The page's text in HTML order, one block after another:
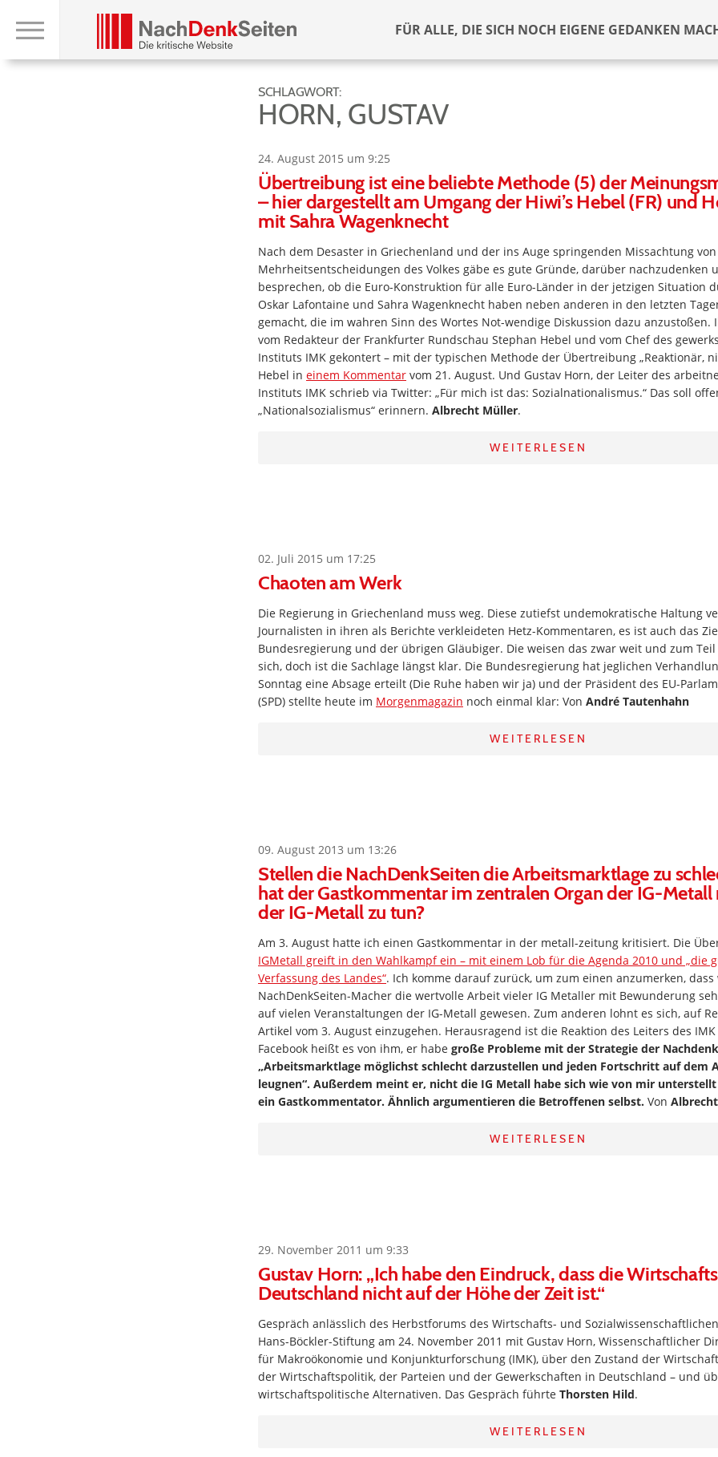
FÜR ALLE, DIE SICH NOCH EIGENE GEDANKEN
SCHLAGWORT:
HORN, GUSTAV
24. August 2015 um 9:25
Übertreibung ist eine beliebte Methode (5) der
– hier dargestellt am Umgang der Hiwi’s Hebel (FR) und
mit Sahra Wagenknecht
Nach dem Desaster in Griechenland und der ins Auge springenden Missachtung von
Mehrheitsentscheidungen des Volkes gäbe es gute Gründe, darüber nachzudenken
besprechen, ob die Euro-Konstruktion für alle Euro-Länder in der jetzigen Situation
Oskar Lafontaine und Sahra Wagenknecht haben neben anderen in den letzten
gemacht, die im wahren Sinn des Wortes Not-wendige Diskussion dazu anzustoßen.
vom Redakteur der Frankfurter Rundschau Stephan Hebel und vom Chef des
Instituts IMK gekontert – mit der typischen Methode der Übertreibung „Reaktionär,
Hebel in einem Kommentar vom 21. August. Und Gustav Horn, der Leiter des
Instituts IMK schrieb via Twitter: „Für mich ist das: Sozialnationalismus.“ Das soll
„Nationalsozialismus“ erinnern. Albrecht Müller.
WEITERLESEN
02. Juli 2015 um 17:25
Chaoten am Werk
Die Regierung in Griechenland muss weg. Diese zutiefst undemokratische Haltung
Journalisten in ihren als Berichte verkleideten Hetz-Kommentaren, es ist auch das
Bundesregierung und der übrigen Gläubiger. Die weisen das zwar weit und zum
sich, doch ist die Sachlage längst klar. Die Bundesregierung hat jeglichen
Sonntag eine Absage erteilt (Die Ruhe haben wir ja) und der Präsident des EU-
(SPD) stellte heute im Morgenmagazin noch einmal klar: Von André Tautenhahn
WEITERLESEN
09. August 2013 um 13:26
Stellen die NachDenkSeiten die Arbeitsmarktlage zu
hat der Gastkommentar im zentralen Organ der IG-
der IG-Metall zu tun?
Am 3. August hatte ich einen Gastkommentar in der metall-zeitung kritisiert. Die
IGMetall greift in den Wahlkampf ein – mit einem Lob für die Agenda 2010 und „die
Verfassung des Landes“. Ich komme darauf zurück, um zum einen anzumerken, dass
NachDenkSeiten-Macher die wertvolle Arbeit vieler IG Metaller mit Bewunderung
auf vielen Veranstaltungen der IG-Metall gewesen. Zum anderen lohnt es sich, auf
Artikel vom 3. August einzugehen. Herausragend ist die Reaktion des Leiters des IMK
Facebook heißt es von ihm, er habe große Probleme mit der Strategie der
„Arbeitsmarktlage möglichst schlecht darzustellen und jeden Fortschritt auf dem
leugnen“. Außerdem meint er, nicht die IG Metall habe sich wie von mir
ein Gastkommentator. Ähnlich argumentieren die Betroffenen selbst. Von
WEITERLESEN
29. November 2011 um 9:33
Gustav Horn: „Ich habe den Eindruck, dass die
Deutschland nicht auf der Höhe der Zeit ist.“
Gespräch anlässlich des Herbstforums des Wirtschafts- und
Hans-Böckler-Stiftung am 24. November 2011 mit Gustav Horn, Wissenschaftlicher
für Makroökonomie und Konjunkturforschung (IMK), über den Zustand der
der Wirtschaftspolitik, der Parteien und der Gewerkschaften in Deutschland – und
wirtschaftspolitische Alternativen. Das Gespräch führte Thorsten Hild.
WEITERLESEN